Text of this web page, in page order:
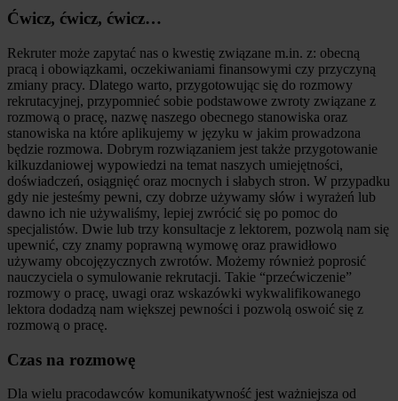
Ćwicz, ćwicz, ćwicz…
Rekruter może zapytać nas o kwestię związane m.in. z: obecną
pracą i obowiązkami, oczekiwaniami finansowymi czy przyczyną
zmiany pracy. Dlatego warto, przygotowując się do rozmowy
rekrutacyjnej, przypomnieć sobie podstawowe zwroty związane z
rozmową o pracę, nazwę naszego obecnego stanowiska oraz
stanowiska na które aplikujemy w języku w jakim prowadzona
będzie rozmowa. Dobrym rozwiązaniem jest także przygotowanie
kilkuzdaniowej wypowiedzi na temat naszych umiejętności,
doświadczeń, osiągnięć oraz mocnych i słabych stron. W przypadku
gdy nie jesteśmy pewni, czy dobrze używamy słów i wyrażeń lub
dawno ich nie używaliśmy, lepiej zwrócić się po pomoc do
specjalistów. Dwie lub trzy konsultacje z lektorem, pozwolą nam się
upewnić, czy znamy poprawną wymowę oraz prawidłowo
używamy obcojęzycznych zwrotów. Możemy również poprosić
nauczyciela o symulowanie rekrutacji. Takie “przećwiczenie”
rozmowy o pracę, uwagi oraz wskazówki wykwalifikowanego
lektora dodadzą nam większej pewności i pozwolą oswoić się z
rozmową o pracę.
Czas na rozmowę
Dla wielu pracodawców komunikatywność jest ważniejsza od